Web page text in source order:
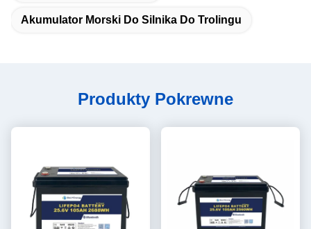
Akumulator Morski Do Silnika Do Trolingu
Produkty Pokrewne